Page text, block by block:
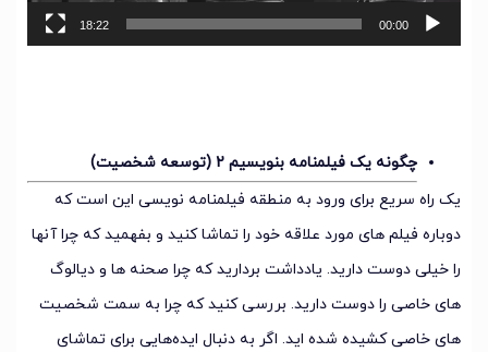
00:00
18:22
چگونه یک فیلمنامه بنویسیم 2 (توسعه شخصیت)
یک راه سریع برای ورود به منطقه فیلمنامه نویسی این است که
دوباره فیلم های مورد علاقه خود را تماشا کنید و بفهمید که چرا آنها
را خیلی دوست دارید. یادداشت بردارید که چرا صحنه ها و دیالوگ
های خاصی را دوست دارید. بررسی کنید که چرا به سمت شخصیت
های خاصی کشیده شده اید. اگر به دنبال ایده‌هایی برای تماشای